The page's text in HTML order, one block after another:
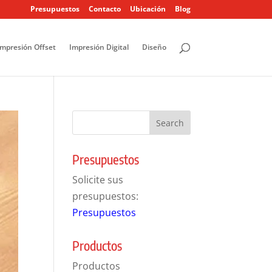
Presupuestos Contacto Ubicación Blog
Offset Impresión Digital Diseño
Presupuestos
Solicite sus
presupuestos:
Presupuestos
Productos
Productos